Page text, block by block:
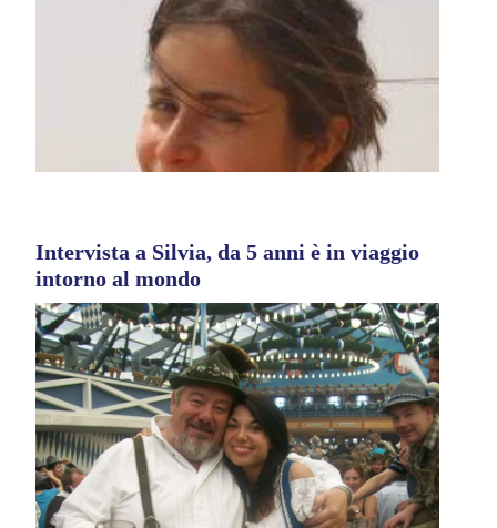
Intervista a Silvia, da 5 anni è in viaggio
intorno al mondo